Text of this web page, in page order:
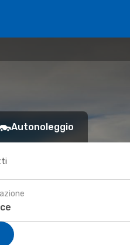
Autonoleggio